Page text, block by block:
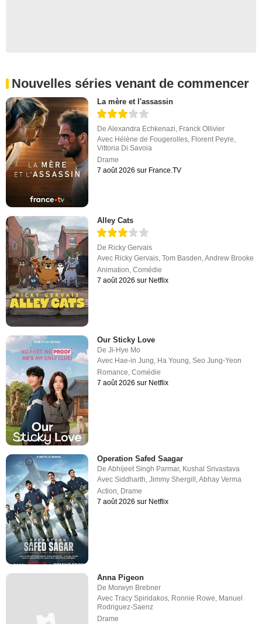
Nouvelles séries venant de commencer
La mère et l'assassin
DeAlexandra Echkenazi, Franck Ollivier
Avec Hélène de Fougerolles, Florent Peyre,
Vittoria Di Savoia
Drame
7 août 2026 sur France.TV
Alley Cats
De Ricky Gervais
Avec Ricky Gervais,Tom Basden,Andrew Brooke
Animation,Comédie
7 août 2026 sur Netflix
Our Sticky Love
DeJi-Hye Mo
Avec Hae-in Jung Ha Young ,Seo Jung-Yeon
Romance ,Comédie
7 août 2026 sur Netflix
Operation Safed Saagar
DeAbhijeet Singh Parmar, Kushal Srivastava
AvecSiddharth,Jimmy Shergill,Abhay Verma
Action, Drame
7 août 2026 sur Netflix
Anna Pigeon
De Morwyn Brebner
AvecTracy Spiridakos, Ronnie Rowe, Manuel
Rodriguez-Saenz
Drame